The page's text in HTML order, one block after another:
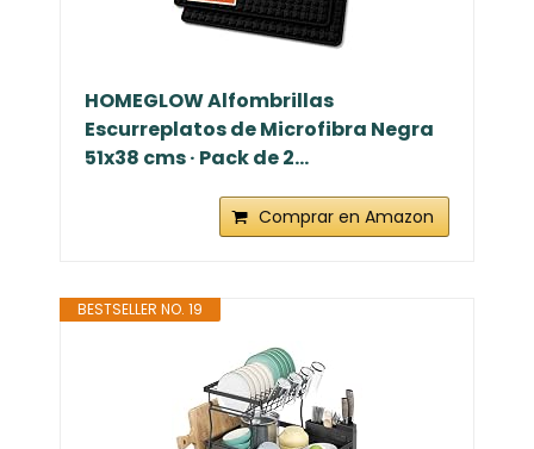
HOMEGLOW Alfombrillas
Escurreplatos de Microfibra Negra
51x38 cms · Pack de 2...
Comprar en Amazon
BESTSELLER NO. 19